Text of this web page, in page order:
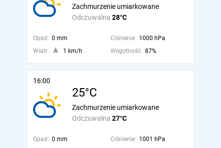
Odczuwalna 28°C
Zachmurzenie umiarkowane
Opad: 0 mm Ciśnienie: 1000 hPa
Wiatr:
1 km/h Wilgotność: 87%
16:00
25°C
Odczuwalna 27°C
Zachmurzenie umiarkowane
Opad: 0 mm Ciśnienie: 1001 hPa